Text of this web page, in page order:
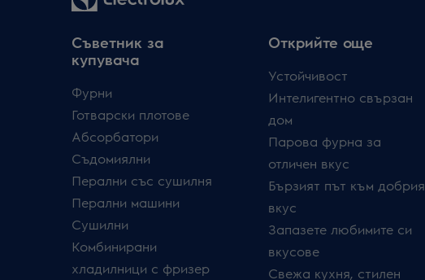
Съветник за
купувача
Фурни
Готварски плотове
Абсорбатори
Съдомиялни
Перални със сушилня
Перални машини
Сушилни
Комбинирани
хладилници с фризер
Открийте още
Устойчивост
Интелигентно свързан
дом
Парова фурна за
отличен вкус
Бързият път към добрия
вкус
Запазете любимите си
вкусове
Свежа кухня, стилен